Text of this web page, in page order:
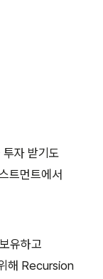
자 받기도
트먼트에서
유하고
해 Recursion